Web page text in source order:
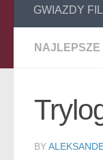
GWIAZDY
NAJLEPSZE
BY